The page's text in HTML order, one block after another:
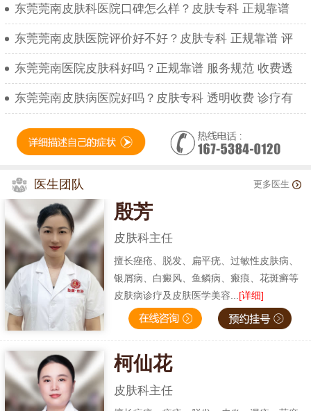
东莞莞南皮肤科医院口碑怎么样？皮肤专科 正规靠谱
东莞莞南皮肤医院评价好不好？皮肤专科 正规靠谱 评
东莞莞南医院皮肤科好吗？正规靠谱 服务规范 收费透
东莞莞南皮肤病医院好吗？皮肤专科 透明收费 诊疗有
医生团队 更多医生
殷芳
皮肤科主任
擅长痤疮、脱发、扁平疣、过敏性皮肤病、
银屑病、白癜风、鱼鳞病、瘢痕、花斑癣等
皮肤病诊疗及皮肤医学美容... [详细]
柯仙花
皮肤科主任